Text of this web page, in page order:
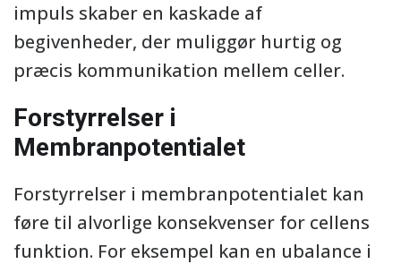
impuls skaber en kaskade af
begivenheder, der muliggør hurtig og
præcis kommunikation mellem celler.
Forstyrrelser i
Membranpotentialet
Forstyrrelser i membranpotentialet kan
føre til alvorlige konsekvenser for cellens
funktion. For eksempel kan en ubalance i